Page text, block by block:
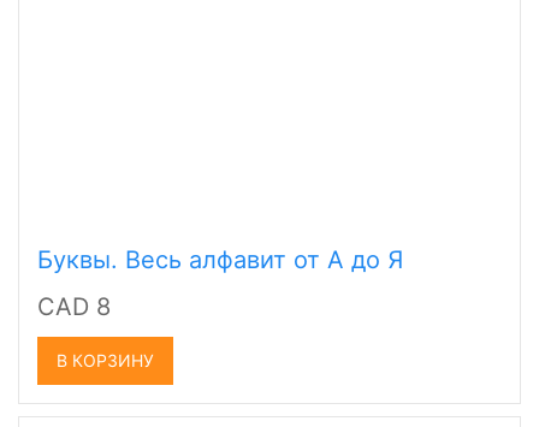
Буквы. Весь алфавит от А до Я
CAD 8
В КОРЗИНУ